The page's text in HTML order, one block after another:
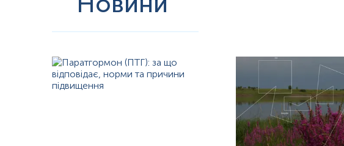
Кров відбирається натщесерце (через 8-12 год після прийому їжі).
Напередодні рекомендовано виключити жирну їжу, стресові ситуації, прийом
ліків неможливо, потрібно повідомити про це адміністратора.
В день дослідження допускається вживання невеликої кількості води.
Для грудних дітей перед здачею крові витримати максимально можливу паузу